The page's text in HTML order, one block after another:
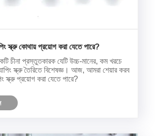
স্ক্রু কোথায় প্রয়োগ করা যেতে পারে?
চীনা প্রস্তুতকারক যেটি উচ্চ-মানের, কম খরচে
স্ক্রু তৈরিতে বিশেষজ্ঞ। আজ, আমরা শেয়ার করব
স্ক্রু প্রয়োগ করা যেতে পারে?